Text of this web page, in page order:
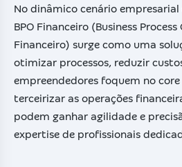
No dinâmico cenário empresarial
BPO Financeiro (Business
Financeiro) surge como uma
otimizar processos, reduzir
empreendedores foquem no core
terceirizar as operações
podem ganhar agilidade e
expertise de profissionais